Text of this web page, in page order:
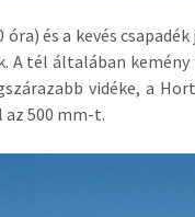
és a kevés
A tél általában
vidéke, a
az 500 mm-t.